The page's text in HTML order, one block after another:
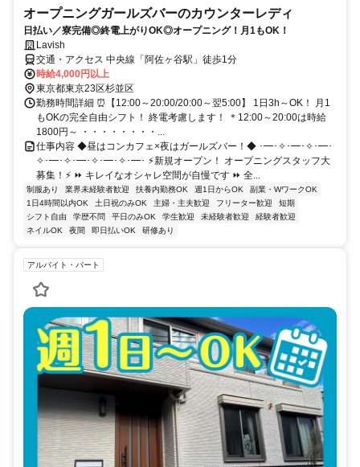
オープニングガールズバーのカウンターレディ
日払い／寮完備◎終電上がりOK◎オープニング！月1もOK！
Lavish
交通・アクセス 中央線「阿佐ヶ谷駅」徒歩1分
時給4,000円以上
東京都東京23区杉並区
勤務時間詳細 ⏰【12:00～20:00/20:00～翌5:00】 1日3h～OK！ 月1
もOKの完全自由シフト！ 終電考慮します！ ＊12:00～20:00は時給
1800円～ ・・・・・・・・...
仕事内容 ◆昼はコンカフェ×夜はガールズバー！◆ ･━･✧･━･✧･━･
✧･━･✧･━･✧･━･✧･━･ ⚡新規オープン！ オープニングスタッフ大
募集！⚡ ⏩ キレイなオシャレ空間が自慢です ⏩ 全...
制服あり 業界未経験者歓迎 扶養内勤務OK 週1日からOK
副業・WワークOK
1日4時間以内OK
土日祝のみOK 主婦・主夫歓迎 フリーター歓迎
短期
シフト自由
学歴不問 平日のみOK 学生歓迎 未経験者歓迎
経験者歓迎
ネイルOK
夜間 即日払いOK 研修あり
アルバイト・パート